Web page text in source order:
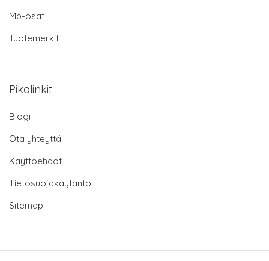
Mp-osat
Tuotemerkit
Pikalinkit
Blogi
Ota yhteyttä
Käyttöehdot
Tietosuojakäytäntö
Sitemap